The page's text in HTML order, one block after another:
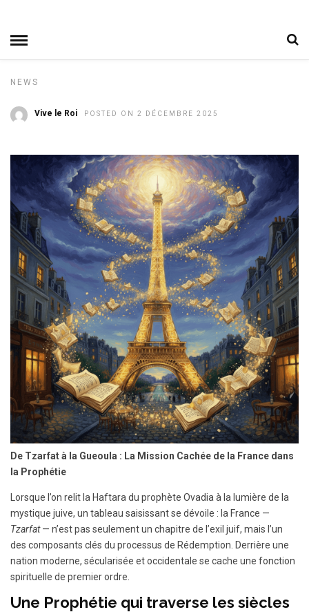
NEWS
Vive le Roi POSTED ON 2 DÉCEMBRE 2025
De Tzarfat à la Gueoula : La Mission Cachée de la France dans
la Prophétie
Lorsque l’on relit la Haftara du prophète Ovadia à la lumière de la
mystique juive, un tableau saisissant se dévoile : la France —
Tzarfat— n’est pas seulement un chapitre de l’exil juif, mais l’un
des composants clés du processus de Rédemption. Derrière une
nation moderne, sécularisée et occidentale se cache une fonction
spirituelle de premier ordre.
Une Prophétie qui traverse les siècles